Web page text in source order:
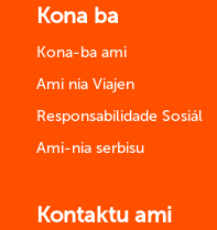
Kona ba
Kona-ba ami
Ami nia Viajen
Responsabilidade Sosiál
Ami-nia serbisu
Kontaktu ami